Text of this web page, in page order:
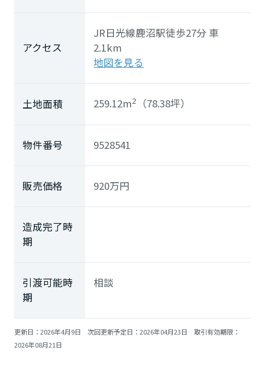
アクセス
JR日光線鹿沼駅徒歩27分 車
2.1km
地図を見る
土地面積 259.12m2 （78.38坪）
物件番号 9528541
販売価格 920万円
造成完了時
期
引渡可能時
期
相談
更新日：2026年4月9日 次回更新予定日：2026年04月23日 取引有効期限：
2026年08月21日